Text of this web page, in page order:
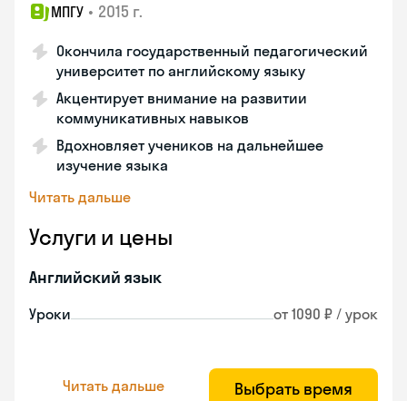
МПГУ • 2015 г.
Окончила государственный педагогический
университет по английскому языку
Акцентирует внимание на развитии
коммуникативных навыков
Вдохновляет учеников на дальнейшее
изучение языка
Читать дальше
Услуги и цены
Английский язык
Уроки от 1090 ₽ / урок
Читать дальше Выбрать время